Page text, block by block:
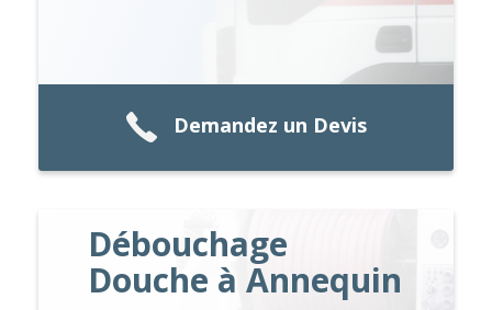
Demandez un Devis
Débouchage
Douche à Annequin